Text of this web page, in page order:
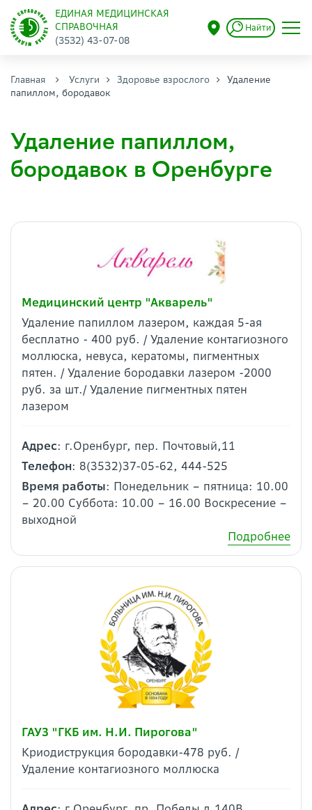
ЕДИНАЯ МЕДИЦИНСКАЯ
СПРАВОЧНАЯ
(3532) 43-07-08
Найти
Главная Услуги Здоровье взрослого
Удаление
папиллом, бородавок
Удаление папиллом,
бородавок в Оренбурге
Медицинский центр "Акварель"
Удаление папиллом лазером, каждая 5-ая
бесплатно - 400 руб. / Удаление контагиозного
моллюска, невуса, кератомы, пигментных
пятен. / Удаление бородавки лазером -2000
руб. за шт./ Удаление пигментных пятен
лазером
Адрес: г.Оренбург, пер. Почтовый,11
Телефон: 8(3532)37-05-62, 444-525
Время работы: Понедельник – пятница: 10.00
– 20.00 Суббота: 10.00 – 16.00 Воскресение –
выходной
Подробнее
ГАУЗ "ГКБ им. Н.И. Пирогова"
Криодиструкция бородавки-478 руб. /
Удаление контагиозного моллюска